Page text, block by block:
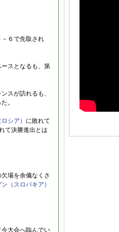
６で先取され
スとなるも、第
スが訪れるも、
。
シア） に敗れて
て決勝進出とは
場を余儀なくさ
（スロバキア）
大会へ臨んでい